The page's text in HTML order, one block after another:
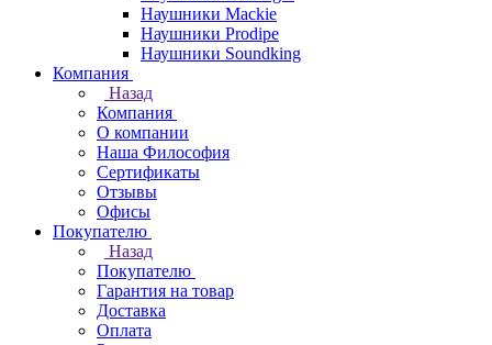
Наушники Mackie
Наушники Prodipe
Наушники Soundking
Компания
Назад
Компания
О компании
Наша Философия
Сертификаты
Отзывы
Офисы
Покупателю
Назад
Покупателю
Гарантия на товар
Доставка
Оплата